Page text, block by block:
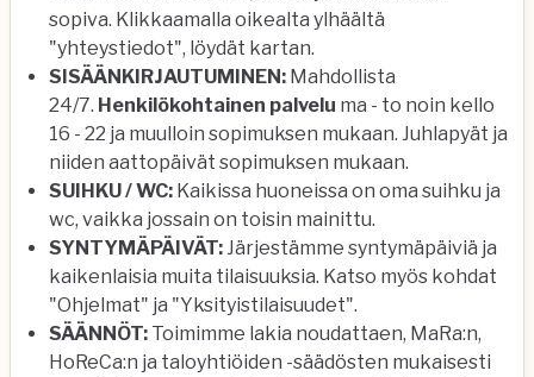
sopiva. Klikkaamalla oikealta ylhäältä
"yhteystiedot", löydät kartan.
SISÄÄNKIRJAUTUMINEN: Mahdollista
24/7. Henkilökohtainen palvelu ma - to noin kello
16 - 22 ja muulloin sopimuksen mukaan. Juhlapyät ja
niiden aattopäivät sopimuksen mukaan.
SUIHKU / WC: Kaikissa huoneissa on oma suihku ja
wc, vaikka jossain on toisin mainittu.
SYNTYMÄPÄIVÄT:Järjestämme syntymäpäiviä ja
kaikenlaisia muita tilaisuuksia. Katso myös kohdat
"Ohjelmat" ja "Yksityistilaisuudet".
SÄÄNNÖT: Toimimme lakia noudattaen, MaRa:n,
HoReCa:n ja taloyhtiöiden -säädösten mukaisesti